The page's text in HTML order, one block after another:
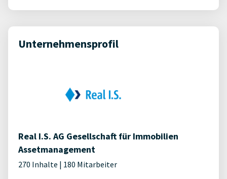
Unternehmensprofil
Real I.S. AG Gesellschaft für Immobilien
Assetmanagement
270 Inhalte | 180 Mitarbeiter